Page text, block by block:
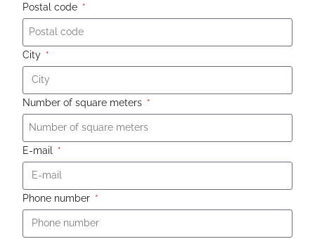
Postal code
City
Number of square meters
E-mail
Phone number